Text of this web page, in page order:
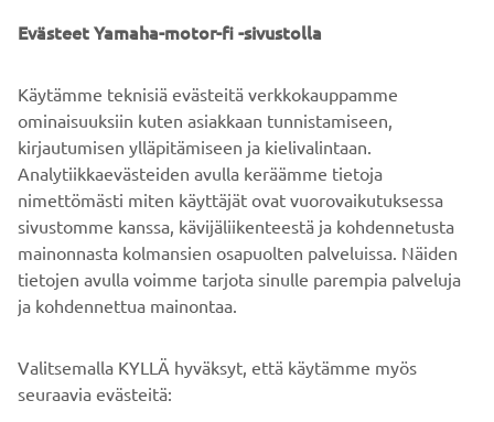
Wakespot, Hiekkarannantie 11, Helsinki
Tervetuloa kokemaan Yamaha Experience!
B2B
Evästeet Yamaha-motor-fi -sivustolla
Käytämme teknisiä evästeitä verkkokauppamme
ominaisuuksiin kuten asiakkaan tunnistamiseen,
kirjautumisen ylläpitämiseen ja kielivalintaan.
Analytiikkaevästeiden avulla keräämme tietoja
nimettömästi miten käyttäjät ovat vuorovaikutuksessa
sivustomme kanssa, kävijäliikenteestä ja kohdennetusta
mainonnasta kolmansien osapuolten palveluissa. Näiden
tietojen avulla voimme tarjota sinulle parempia palveluja
ja kohdennettua mainontaa.
Valitsemalla KYLLÄ hyväksyt, että käytämme myös
seuraavia evästeitä: